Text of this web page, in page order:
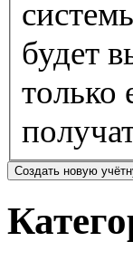
системы будут
будет
только